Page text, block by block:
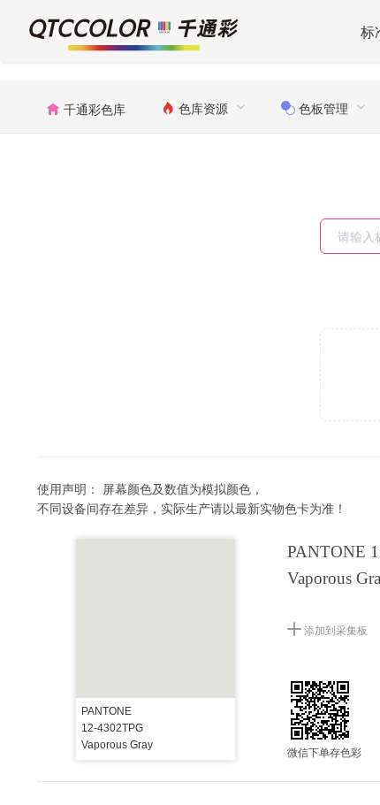
标
千通彩色库 色库资源 色板管理
使用声明： 屏幕颜色及数值为模拟颜色，
不同设备间存在差异，实际生产请以最新实物色卡为准！
PANTONE
12-4302TPG
Vaporous Gray
PANTONE
Vaporous
添加到采集板
微信下单存色彩